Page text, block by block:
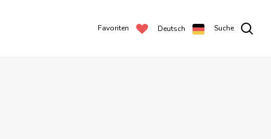
Favoriten Deutsch Suche